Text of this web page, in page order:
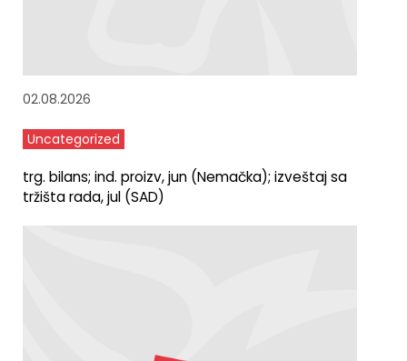
02.08.2026
Uncategorized
trg. bilans; ind. proizv, jun (Nemačka); izveštaj sa
tržišta rada, jul (SAD)